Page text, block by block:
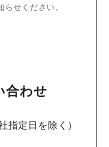
らせください。
合わせ
指定日を除く）